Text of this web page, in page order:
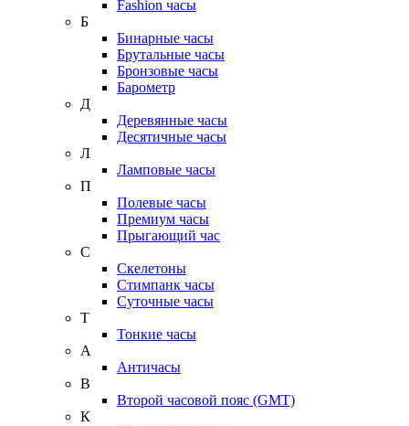
Fashion часы
Б
Бинарные часы
Брутальные часы
Бронзовые часы
Барометр
Д
Деревянные часы
Десятичные часы
Л
Ламповые часы
П
Полевые часы
Премиум часы
Прыгающий час
С
Скелетоны
Стимпанк часы
Суточные часы
Т
Тонкие часы
А
Античасы
В
Второй часовой пояс (GMT)
К